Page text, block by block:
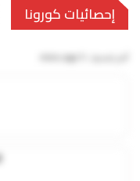
إحصائيات كورونا